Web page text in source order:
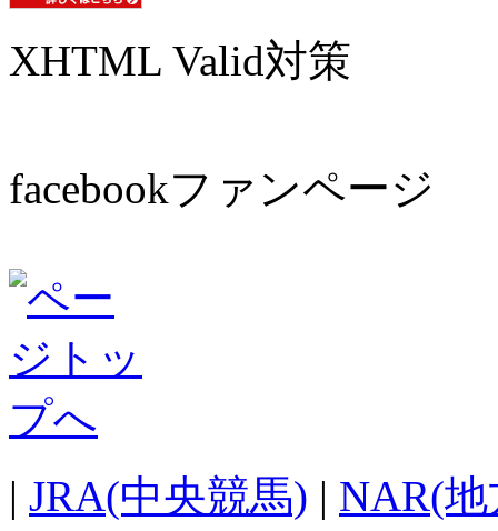
XHTML Valid対策
facebookファンページ
| JRA(中央競馬) | NAR(